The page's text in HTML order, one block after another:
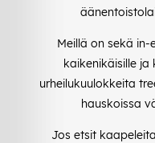
Meillä on sekä
kaikenikäisille ja
urheilukuulokkeita
hauskoissa
Jos etsit